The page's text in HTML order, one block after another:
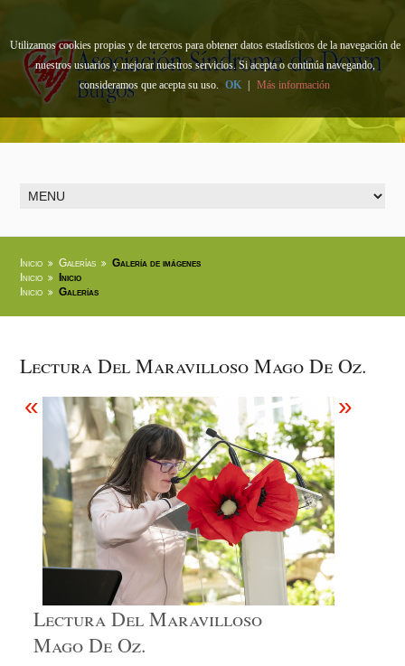
Inicio Galerías
Galería de imágenes
Inicio
Inicio
Inicio
Galerías
Lectura Del Maravilloso Mago De Oz.
« »
Lectura Del Maravilloso
Mago De Oz.
Utilizamos cookies propias y de terceros para obtener datos estadísticos de la navegación de
nuestros usuarios y mejorar nuestros servicios. Si acepta o continúa navegando,
consideramos que acepta su uso. OK Más información